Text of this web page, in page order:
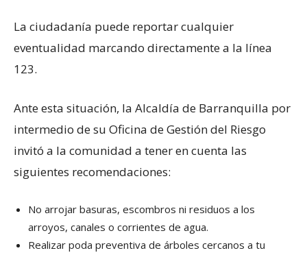
La ciudadanía puede reportar cualquier
eventualidad marcando directamente a la línea
123.
Ante esta situación, la Alcaldía de Barranquilla por
intermedio de su Oficina de Gestión del Riesgo
invitó a la comunidad a tener en cuenta las
siguientes recomendaciones:
No arrojar basuras, escombros ni residuos a los
arroyos, canales o corrientes de agua.
Realizar poda preventiva de árboles cercanos a tu